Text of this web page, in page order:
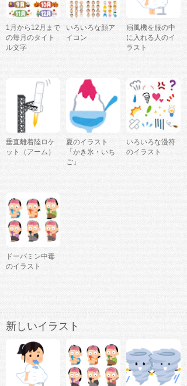
1月から12月まで
の毎月のタイト
ル文字
いろいろな顔ア
イコン
扇風機を服の中
に入れる人のイ
ラスト
垂直離着陸ロケ
ット（アーム）
夏のイラスト
「かき氷・いち
ご」
いろいろな漫符
のイラスト
ドーパミン中毒
のイラスト
新しいイラスト